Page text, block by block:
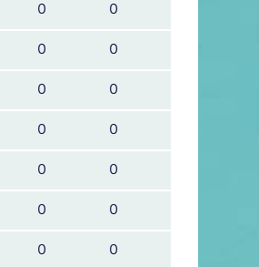
0 0
0 0
0 0
0 0
0 0
0 0
0 0